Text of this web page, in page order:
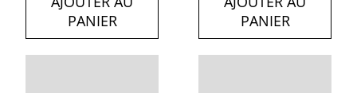
PANIER
PANIER